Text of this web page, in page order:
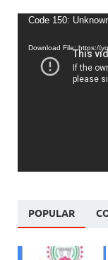
Video
Code 150:
Download File: https://
POPULAR